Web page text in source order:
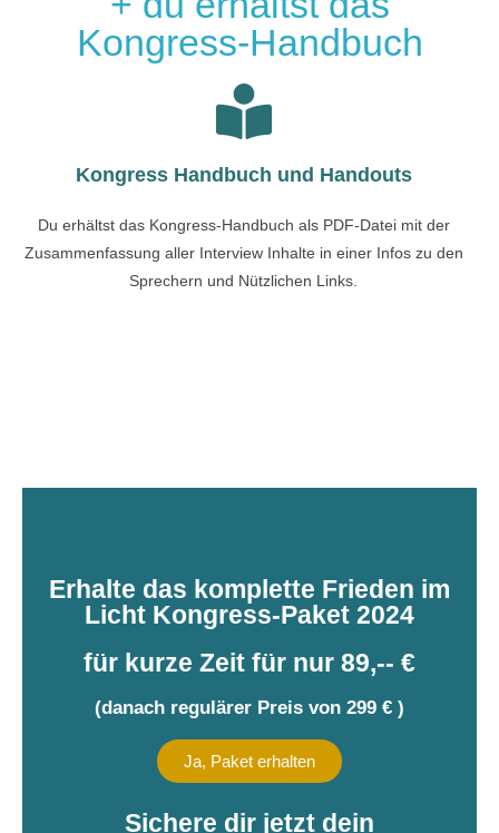
Kongress-Handbuch
Kongress Handbuch und Handouts
Du erhältst das Kongress-Handbuch als PDF-Datei mit der
Zusammenfassung aller Interview Inhalte in einer Infos zu den
Sprechern und Nützlichen Links.
Erhalte das komplette Frieden im
Licht Kongress-Paket 2024
für kurze Zeit für nur 89,-- €
(danach regulärer Preis von 299 € )
Ja, Paket erhalten
Sichere dir jetzt dein